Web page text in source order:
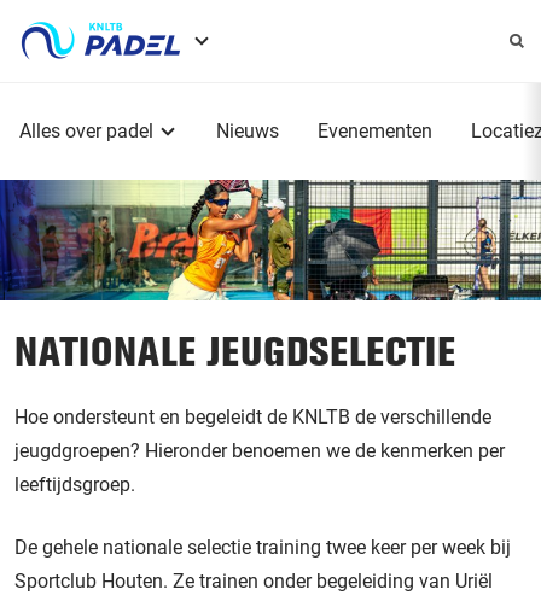
Alles over padel Nieuws Evenementen
NATIONALE JEUGDSELECTIE
Hoe ondersteunt en begeleidt de KNLTB de verschillende
jeugdgroepen? Hieronder benoemen we de kenmerken per
leeftijdsgroep.
De gehele nationale selectie training twee keer per week bij
Sportclub Houten. Ze trainen onder begeleiding van Uriël